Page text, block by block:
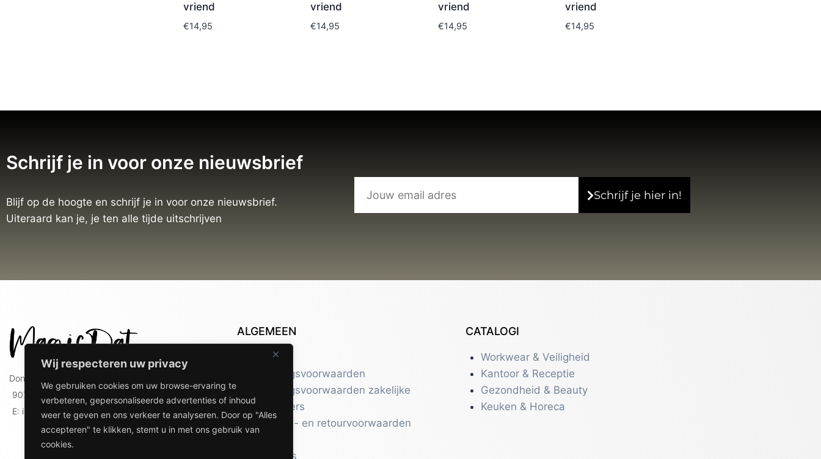
Wij respecteren uw privacy
We gebruiken cookies om uw browse-ervaring te
verbeteren, gepersonaliseerde advertenties of inhoud
weer te geven en ons verkeer te analyseren. Door op "Alles
accepteren" te klikken, stemt u in met ons gebruik van
cookies.
vriend
€14,95
vriend
€14,95
vriend
€14,95
vriend
€14,95
Schrijf je in voor onze nieuwsbrief
Blijf op de hoogte en schrijf je in voor onze nieuwsbrief.
Uiteraard kan je, je ten alle tijde uitschrijven
Schrijf je hier in!
Doniaweg 9
9074 AE Hallum
E: info@magicdat.nl
ALGEMEEN
Contact
Leveringsvoorwaarden
Leveringsvoorwaarden zakelijke
gebruikers
Verzend- en retourvoorwaarden
Over ons
CATALOGI
Workwear & Veiligheid
Kantoor & Receptie
Gezondheid & Beauty
Keuken & Horeca